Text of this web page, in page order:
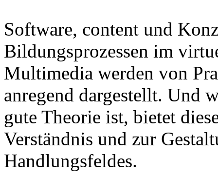
Software, content und
Bildungsprozessen im
Multimedia werden von
anregend dargestellt. Und
gute Theorie ist, bietet
Verständnis und zur
Handlungsfeldes.